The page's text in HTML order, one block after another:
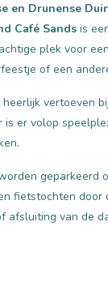
en Drunense
Café Sands is
plek voor
of een
vertoeven
is er volop
geparkeerd
fietstochten door
afsluiting van de